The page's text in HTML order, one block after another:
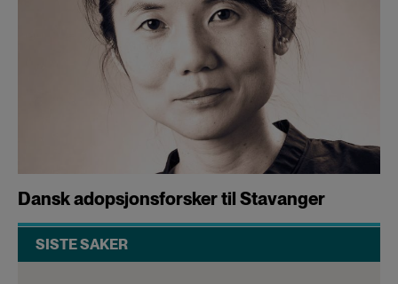
Dansk adopsjonsforsker til Stavanger
SISTE SAKER